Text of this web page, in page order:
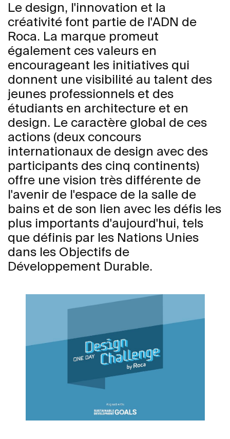
Le design, l'innovation et la
créativité font partie de l'ADN de
Roca. La marque promeut
également ces valeurs en
encourageant les initiatives qui
donnent une visibilité au talent des
jeunes professionnels et des
étudiants en architecture et en
design. Le caractère global de ces
actions (deux concours
internationaux de design avec des
participants des cinq continents)
offre une vision très différente de
l'avenir de l'espace de la salle de
bains et de son lien avec les défis les
plus importants d'aujourd'hui, tels
que définis par les Nations Unies
dans les Objectifs de
Développement Durable.